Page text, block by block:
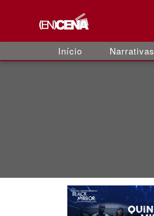
Início Narrativas